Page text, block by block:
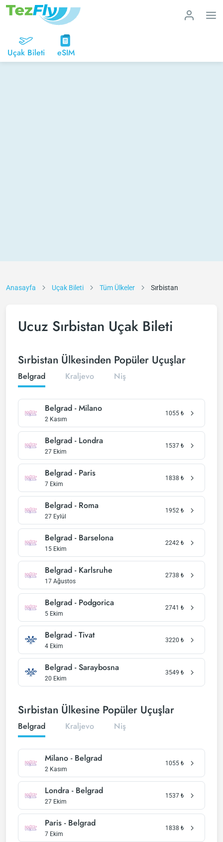
Uçak Bileti eSIM
Anasayfa Uçak Bileti Tüm Ülkeler Sırbistan
Ucuz Sırbistan Uçak Bileti
Sırbistan Ülkesinden Popüler Uçuşlar
Belgrad Kraljevo Niş
Belgrad - Milano
2 Kasım
1055 ₺
Belgrad - Londra
27 Ekim
1537 ₺
Belgrad - Paris
7 Ekim
1838 ₺
Belgrad - Roma
27 Eylül
1952 ₺
Belgrad - Barselona
15 Ekim
2242 ₺
Belgrad - Karlsruhe
17 Ağustos
2738 ₺
Belgrad - Podgorica
5 Ekim
2741 ₺
Belgrad - Tivat
4 Ekim
3220 ₺
Belgrad - Saraybosna
20 Ekim
3549 ₺
Sırbistan Ülkesine Popüler Uçuşlar
Belgrad Kraljevo Niş
Milano - Belgrad
2 Kasım
1055 ₺
Londra - Belgrad
27 Ekim
1537 ₺
Paris - Belgrad
7 Ekim
1838 ₺